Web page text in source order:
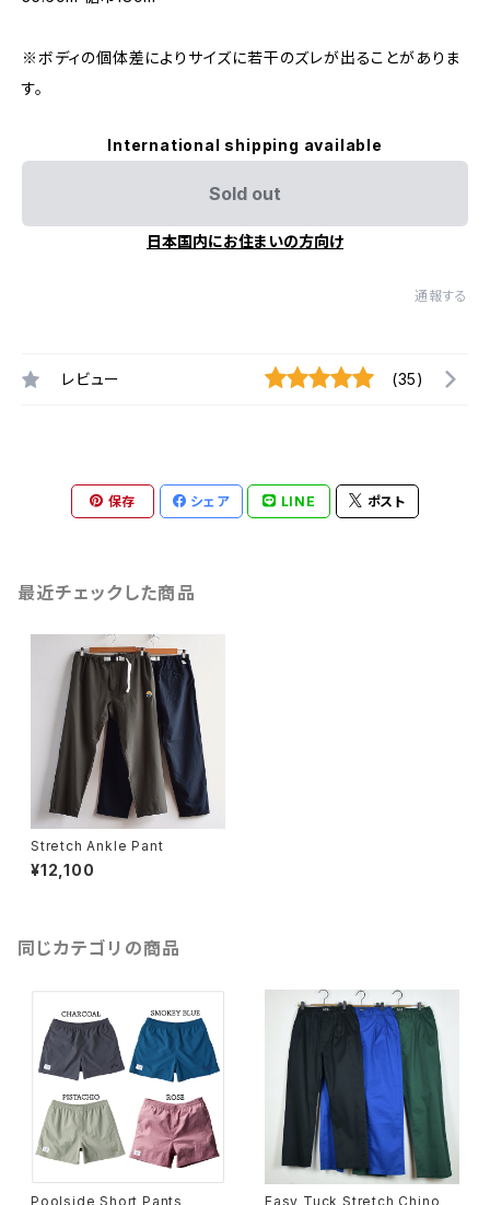
※ボディの個体差によりサイズに若干のズレが出ることがありま
す。
International shipping available
Sold out
日本国内にお住まいの方向け
通報する
レビュー (35)
保存 シェア LINE ポスト
最近チェックした商品
Stretch Ankle Pant
¥12,100
同じカテゴリの商品
Poolside Short Pants Easy Tuck Stretch Chino